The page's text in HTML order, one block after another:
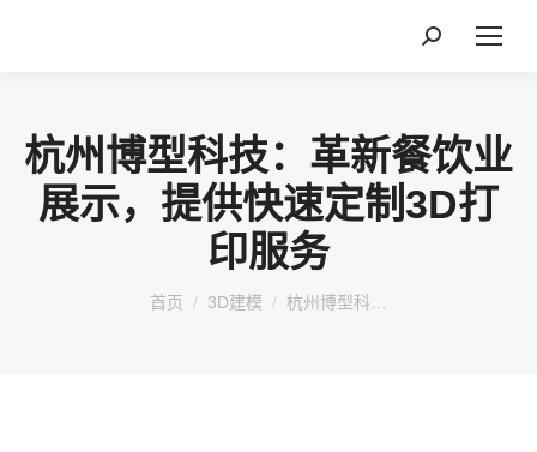
搜
杭州博型科技：革新餐饮业
展示，提供快速定制3D打
印服务
您在这里：
首页 3D建模 杭州博型科…